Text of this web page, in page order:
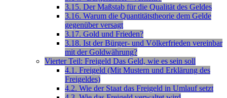
3.15. Der Maßstab für die Qualität des Geldes
3.16. Warum die Quantitätstheorie dem Gelde
gegenüber versagt
3.17. Gold und Frieden?
3.18. Ist der Bürger- und Völkerfrieden vereinbar
mit der Goldwährung?
Vierter Teil: Freigeld Das Geld, wie es sein soll
4.1. Freigeld (Mit Mustern und Erklärung des
Freigeldes)
4.2. Wie der Staat das Freigeld in Umlauf setzt